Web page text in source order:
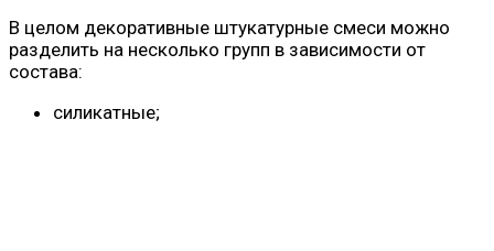
В целом декоративные штукатурные смеси можно
разделить на несколько групп в зависимости от
состава:
силикатные;